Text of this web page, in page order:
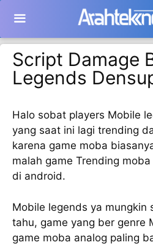
isi
Script Damage
Legends
Halo sobat players Mobile
yang saat ini lagi trending
karena game moba
malah game Trending
di android.
Mobile legends ya mungkin
tahu, game yang ber genre
game moba analog paling